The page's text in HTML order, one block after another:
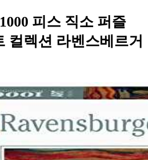
피스 직소 퍼즐
컬렉션 라벤스베르거